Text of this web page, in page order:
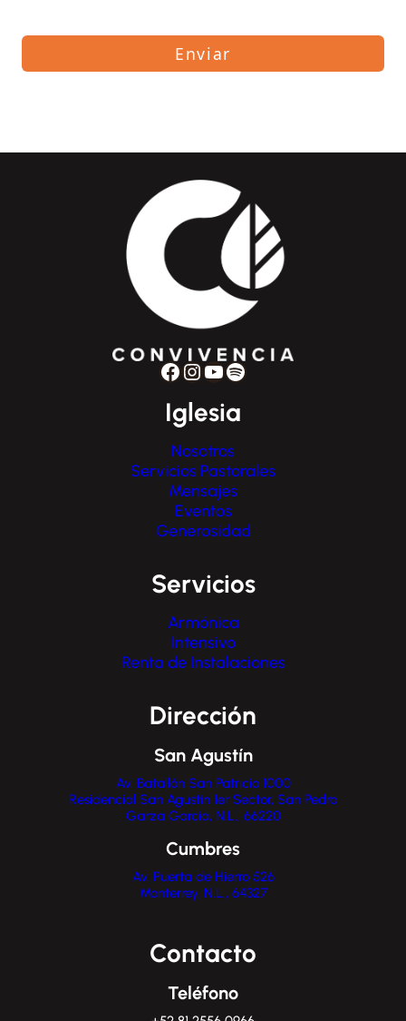
Facebook InstagramYouTube Spotify
Iglesia
Nosotros
Servicios Pastorales
Mensajes
Eventos
Generosidad
Servicios
Armónica
Intensivo
Renta de Instalaciones
Dirección
San Agustín
Av. Batallón San Patricio 1000
Residencial San Agustín 1er Sector, San Pedro
Garza García, N.L., 66220
Cumbres
Av. Puerta de Hierro 526
Monterrey, N.L., 64327
Contacto
Teléfono